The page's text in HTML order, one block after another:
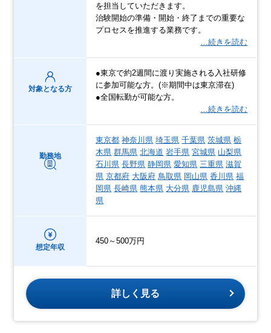
を担当していただきます。
治験開始の準備・開始・終了までの重要な
プロセスを推進する業務です。
…続きを読む
対象となる方
●東京で約2週間に渡り実施される入社研修
に参加可能な方。(※期間中は東京滞在)
●全国転勤が可能な方。
…続きを読む
勤務地
東京都 神奈川県 埼玉県 千葉県 茨城県 栃
木県 群馬県 北海道 岩手県 宮城県 山梨県
石川県 長野県 静岡県 愛知県 三重県 滋賀
県 京都府 大阪府 鳥取県 岡山県 香川県 福
岡県 長崎県 熊本県 大分県 鹿児島県 沖縄
県
想定年収
450～500万円
詳しく見る